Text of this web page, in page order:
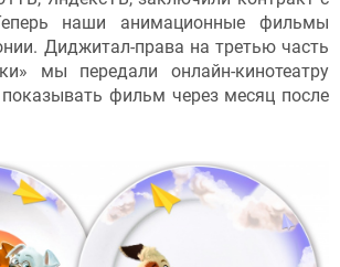
наши анимационные фильмы
Диджитал-права на третью часть
мы передали онлайн-кинотеатру
фильм через месяц после